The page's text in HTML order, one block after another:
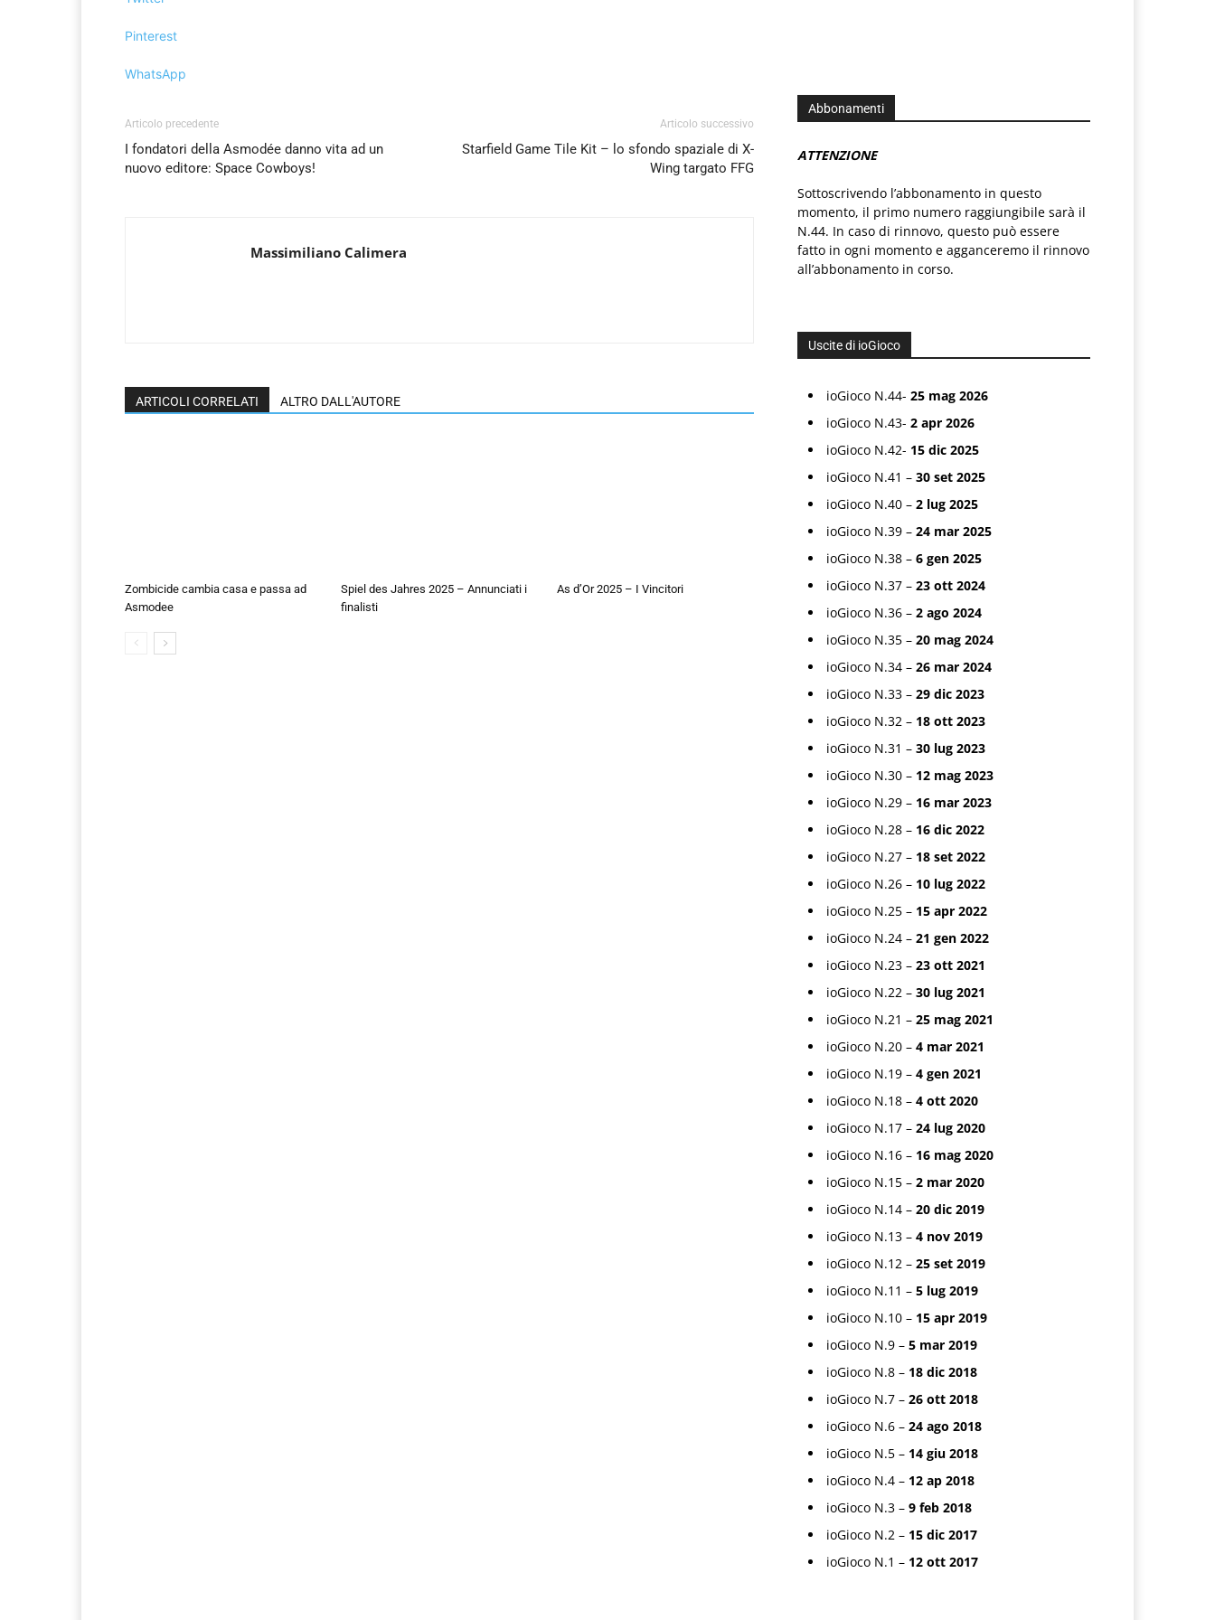
Pinterest
WhatsApp
Articolo precedente
I fondatori della Asmodée danno vita ad un
nuovo editore: Space Cowboys!
Articolo successivo
Starfield Game Tile Kit – lo sfondo spaziale di X-
Wing targato FFG
Massimiliano Calimera
ARTICOLI CORRELATI ALTRO DALL'AUTORE
Zombicide cambia casa e passa ad
Asmodee
Spiel des Jahres 2025 – Annunciati i
finalisti
As d’Or 2025 – I Vincitori
Abbonamenti
ATTENZIONE
Sottoscrivendo l’abbonamento in questo
momento, il primo numero raggiungibile sarà il
N.44. In caso di rinnovo, questo può essere
fatto in ogni momento e agganceremo il rinnovo
all’abbonamento in corso.
Uscite di ioGioco
ioGioco N.44- 25 mag 2026
ioGioco N.43- 2 apr 2026
ioGioco N.42- 15 dic 2025
ioGioco N.41 – 30 set 2025
ioGioco N.40 – 2 lug 2025
ioGioco N.39 – 24 mar 2025
ioGioco N.38 – 6 gen 2025
ioGioco N.37 – 23 ott 2024
ioGioco N.36 – 2 ago 2024
ioGioco N.35 – 20 mag 2024
ioGioco N.34 – 26 mar 2024
ioGioco N.33 – 29 dic 2023
ioGioco N.32 – 18 ott 2023
ioGioco N.31 – 30 lug 2023
ioGioco N.30 – 12 mag 2023
ioGioco N.29 – 16 mar 2023
ioGioco N.28 – 16 dic 2022
ioGioco N.27 – 18 set 2022
ioGioco N.26 – 10 lug 2022
ioGioco N.25 – 15 apr 2022
ioGioco N.24 – 21 gen 2022
ioGioco N.23 – 23 ott 2021
ioGioco N.22 – 30 lug 2021
ioGioco N.21 – 25 mag 2021
ioGioco N.20 – 4 mar 2021
ioGioco N.19 – 4 gen 2021
ioGioco N.18 – 4 ott 2020
ioGioco N.17 – 24 lug 2020
ioGioco N.16 – 16 mag 2020
ioGioco N.15 – 2 mar 2020
ioGioco N.14 – 20 dic 2019
ioGioco N.13 – 4 nov 2019
ioGioco N.12 – 25 set 2019
ioGioco N.11 – 5 lug 2019
ioGioco N.10 – 15 apr 2019
ioGioco N.9 – 5 mar 2019
ioGioco N.8 – 18 dic 2018
ioGioco N.7 – 26 ott 2018
ioGioco N.6 – 24 ago 2018
ioGioco N.5 – 14 giu 2018
ioGioco N.4 – 12 ap 2018
ioGioco N.3 – 9 feb 2018
ioGioco N.2 – 15 dic 2017
ioGioco N.1 – 12 ott 2017